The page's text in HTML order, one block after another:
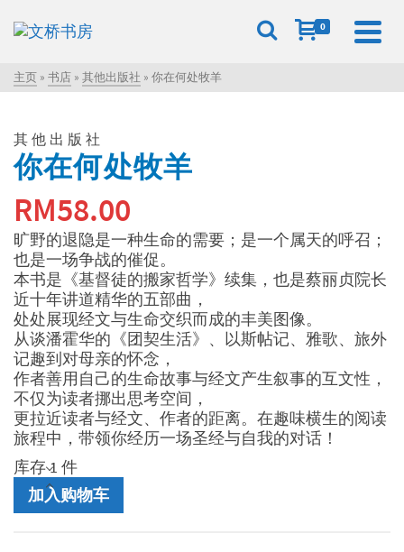
0
主页 » 书店 » 其他出版社 » 你在何处牧羊
其他出版社
你在何处牧羊
RM58.00
旷野的退隐是一种生命的需要；是一个属天的呼召；
也是一场争战的催促。
本书是《基督徒的搬家哲学》续集，也是蔡丽贞院长
近十年讲道精华的五部曲，
处处展现经文与生命交织而成的丰美图像。
从谈潘霍华的《团契生活》、以斯帖记、雅歌、旅外
记趣到对母亲的怀念，
作者善用自己的生命故事与经文产生叙事的互文性，
不仅为读者挪出思考空间，
更拉近读者与经文、作者的距离。在趣味横生的阅读
旅程中，带领你经历一场圣经与自我的对话！
库存 1 件
在
加入购物车